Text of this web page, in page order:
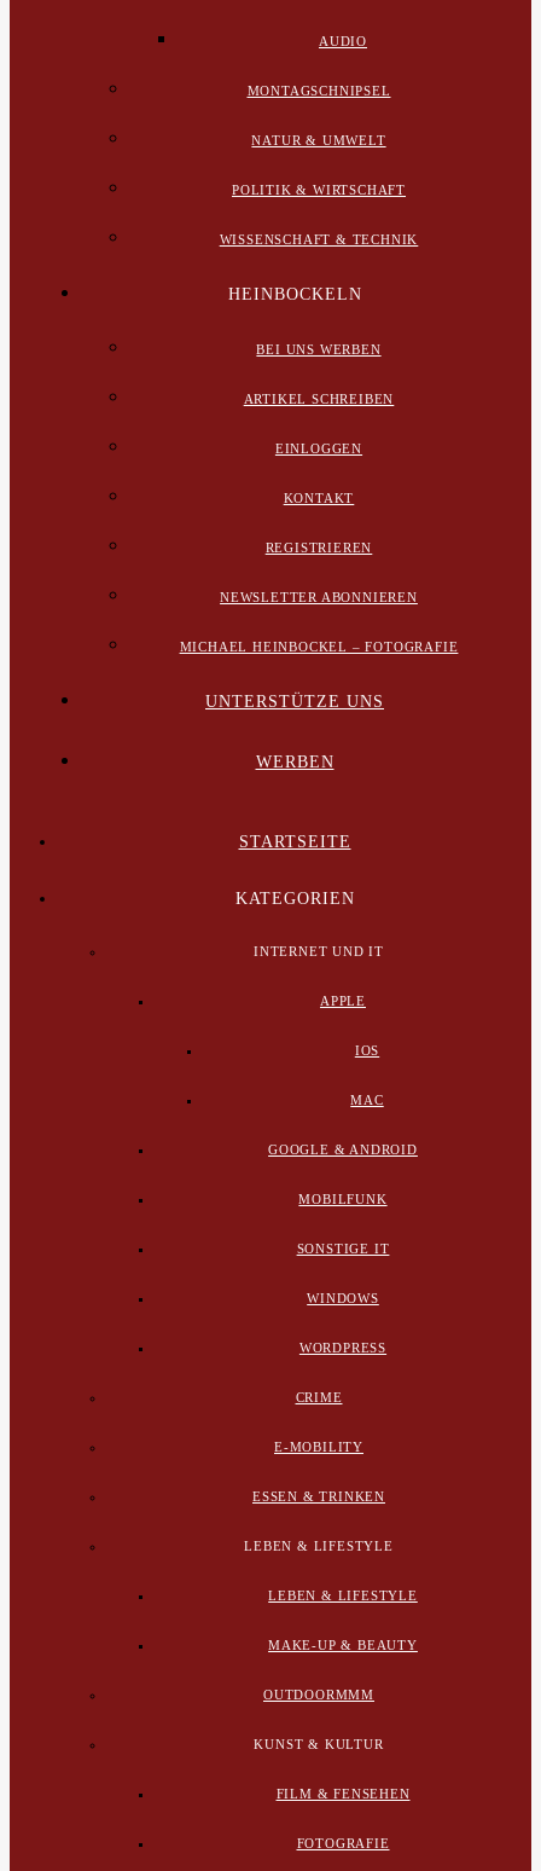
AUDIO
MONTAGSCHNIPSEL
NATUR & UMWELT
POLITIK & WIRTSCHAFT
WISSENSCHAFT & TECHNIK
HEINBOCKELN
BEI UNS WERBEN
ARTIKEL SCHREIBEN
EINLOGGEN
KONTAKT
REGISTRIEREN
NEWSLETTER ABONNIEREN
MICHAEL HEINBOCKEL – FOTOGRAFIE
UNTERSTÜTZE UNS
WERBEN
STARTSEITE
KATEGORIEN
INTERNET UND IT
APPLE
IOS
MAC
GOOGLE & ANDROID
MOBILFUNK
SONSTIGE IT
WINDOWS
WORDPRESS
CRIME
E-MOBILITY
ESSEN & TRINKEN
LEBEN & LIFESTYLE
LEBEN & LIFESTYLE
MAKE-UP & BEAUTY
OUTDOORMMM
KUNST & KULTUR
FILM & FENSEHEN
FOTOGRAFIE